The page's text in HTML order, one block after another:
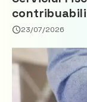
privind
23/07/2026